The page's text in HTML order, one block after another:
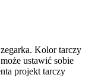
Kolor tarczy
ustawić sobie
projekt tarczy